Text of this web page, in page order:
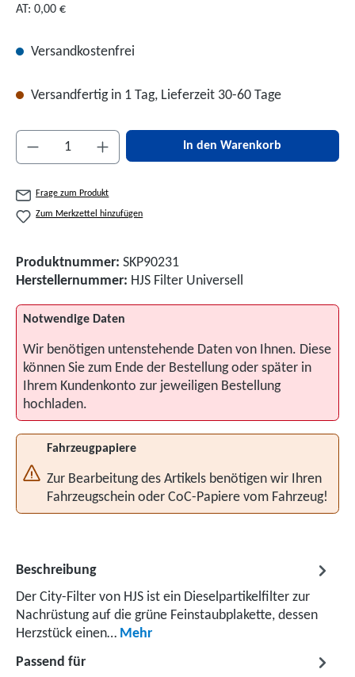
AT: 0,00 €
Versandkostenfrei
Versandfertig in 1 Tag, Lieferzeit 30-60 Tage
Produkt Anzahl: Gib den gewünschten Wert
In den Warenkorb
Frage zum Produkt
Zum Merkzettel hinzufügen
Produktnummer: SKP90231
Herstellernummer: HJS Filter Universell
Notwendige Daten
Wir benötigen untenstehende Daten von Ihnen. Diese
können Sie zum Ende der Bestellung oder später in
Ihrem Kundenkonto zur jeweiligen Bestellung
hochladen.
Fahrzeugpapiere
Zur Bearbeitung des Artikels benötigen wir Ihren
Fahrzeugschein oder CoC-Papiere vom Fahrzeug!
Beschreibung
Der City-Filter von HJS ist ein Dieselpartikelfilter zur
Nachrüstung auf die grüne Feinstaubplakette, dessen
Herzstück einen… Mehr
Passend für